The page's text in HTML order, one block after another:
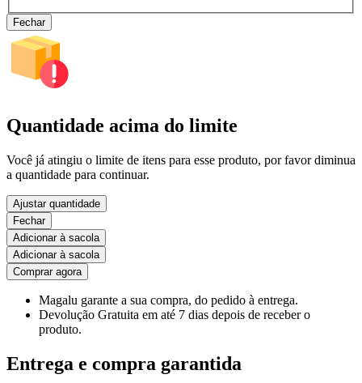
Fechar
Quantidade acima do limite
Você já atingiu o limite de itens para esse produto, por favor diminua
a quantidade para continuar.
Ajustar quantidade
Fechar
Adicionar à sacola
Adicionar à sacola
Comprar agora
Magalu garante a sua compra, do pedido à entrega.
Devolução Gratuita em até 7 dias depois de receber o
produto.
Entrega e compra garantida